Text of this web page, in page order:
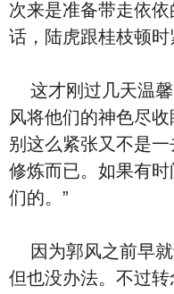
次来是准备带走依依
话，陆虎跟桂枝顿时
这才刚过几天温馨
风将他们的神色尽
别这么紧张又不是
修炼而已。如果有
们的。”
因为郭风之前早就
但也没办法。不过